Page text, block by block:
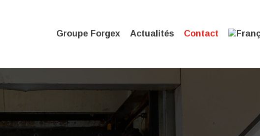
Groupe Forgex Actualités Contact